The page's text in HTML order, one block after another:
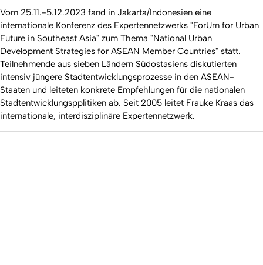
Vom 25.11.-5.12.2023 fand in Jakarta/Indonesien eine
internationale Konferenz des Expertennetzwerks "ForUm for Urban
Future in Southeast Asia" zum Thema "National Urban
Development Strategies for ASEAN Member Countries" statt.
Teilnehmende aus sieben Ländern Südostasiens diskutierten
intensiv jüngere Stadtentwicklungsprozesse in den ASEAN-
Staaten und leiteten konkrete Empfehlungen für die nationalen
Stadtentwicklungspplitiken ab. Seit 2005 leitet Frauke Kraas das
internationale, interdisziplinäre Expertennetzwerk.